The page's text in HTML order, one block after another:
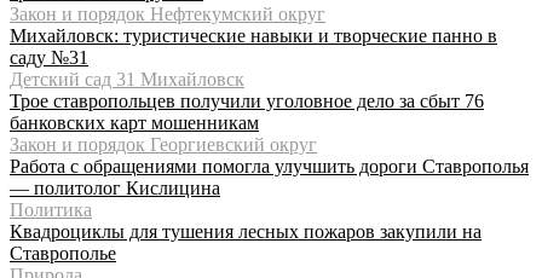
Закон и порядок Нефтекумский округ
Михайловск: туристические навыки и творческие панно в
саду №31
Детский сад 31 Михайловск
Трое ставропольцев получили уголовное дело за сбыт 76
банковских карт мошенникам
Закон и порядок Георгиевский округ
Работа с обращениями помогла улучшить дороги Ставрополья
— политолог Кислицина
Политика
Квадроциклы для тушения лесных пожаров закупили на
Ставрополье